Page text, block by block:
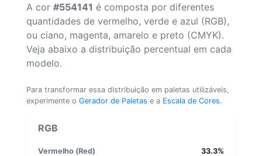
A cor #554141 é composta por diferentes
quantidades de vermelho, verde e azul (RGB),
ou ciano, magenta, amarelo e preto (CMYK).
Veja abaixo a distribuição percentual em cada
modelo.
Para transformar essa distribuição em paletas utilizáveis,
experimente o Gerador de Paletas e a Escala de Cores.
RGB
Vermelho (Red) 33.3%